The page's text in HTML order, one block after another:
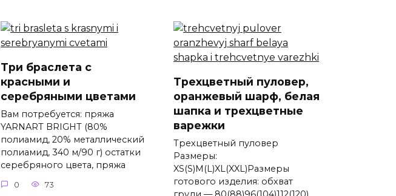
Три браслета с
красными и
серебряными цветами
Вам потребуется: пряжа
YARNART BRIGHT (80%
полиамид, 20% металлический
полиамид, 340 м/90 г) остатки
серебряного цвета, пряжа
0 73
Трехцветный пуловер,
оранжевый шарф, белая
шапка и трехцветные
варежки
Трехцветный пуловер
Размеры:
XS(S)M(L)XL(XXL)Размеры
готового изделия: обхват